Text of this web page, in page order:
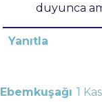
duyunca
Yanıtla
Ebemkuşağı 1